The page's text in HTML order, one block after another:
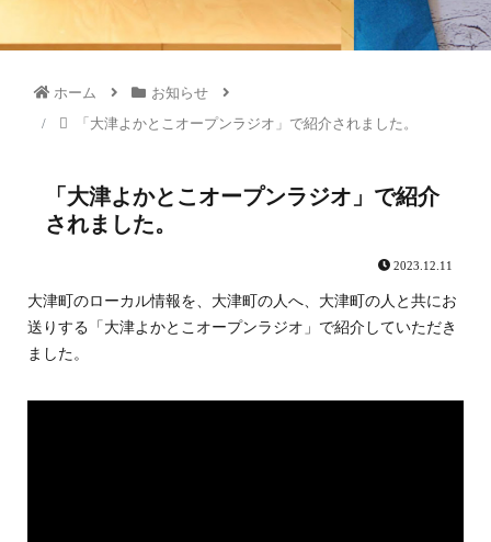
ホーム
お知らせ
「大津よかとこオープンラジオ」で紹介されました。
「大津よかとこオープンラジオ」で紹介
されました。
2023.12.11
大津町のローカル情報を、大津町の人へ、大津町の人と共にお
送りする「大津よかとこオープンラジオ」で紹介していただき
ました。